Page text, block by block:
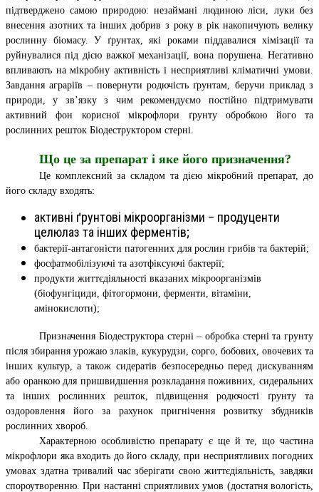
підтверджено самою природою: незаймані людиною ліси, луки без
внесення азотних та інших добрив з року в рік накопичують велику
рослинну біомасу. У ґрунтах, які роками піддавалися хімізації та
руйнувалися під дією важкої механізації, вона порушена. Негативно
впливають на мікробну активність і несприятливі кліматичні умови.
Завдання аграріїв – повернути родючість ґрунтам, беручи приклад з
природи, у зв’язку з чим рекомендуємо постійно підтримувати
активний фон корисної мікрофлори ґрунту обробкою його та
рослинних решток Біодеструктором стерні.
Що це за препарат і яке його призначення?
Це комплексний за складом та дією мікробний препарат, до
його складу входять:
активні ґрунтові мікроорганізми – продуценти
целюлаз та інших ферментів;
бактерії-антагоністи патогенних для рослин грибів та бактерій;
фосфатмобілізуючі та азотфіксуючі бактерії;
продукти життєдіяльності вказаних мікроорганізмів
(біофунгіциди, фітогормони, ферменти, вітаміни,
амінокислоти);
Призначення Біодеструктора стерні – обробка стерні та грунту
після збирання урожаю злаків, кукурудзи, сорго, бобових, овочевих та
інших культур, а також сидератів безпосередньо перед дискуванням
або оранкою для пришвидшення розкладання поживних, сидеральних
та інших рослинних решток, підвищення родючості ґрунту та
оздоровлення його за рахунок пригнічення розвитку збудників
рослинних хвороб.
Характерною особливістю препарату є ще й те, що частина
мікрофлори яка входить до його складу, при несприятливих погодних
умовах здатна тривалий час зберігати свою життєдіяльність, завдяки
спороутворенню. При настанні сприятливих умов (достатня вологість,